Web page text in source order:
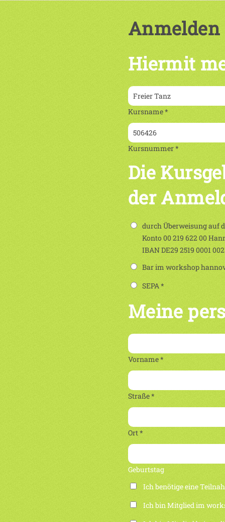
Anmelden
Hiermit
Kursname *
Kursnummer *
Die
der
durch Überweisung auf
Konto 00 219 622 00
IBAN DE29 2519 0001
Bar im workshop
SEPA *
Meine
Vorname *
Straße *
Ort *
Geburtstag
Ich benötige eine
Ich bin Mitglied im